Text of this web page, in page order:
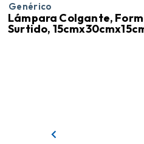
Genérico
Lámpara Colgante,
Surtido,